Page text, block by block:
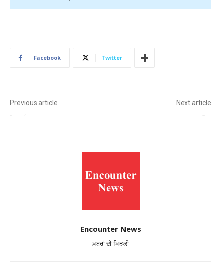
Facebook Twitter
Previous article Next article
Encounter News
ਖ਼ਬਰਾਂ ਦੀ ਖਿੜਕੀ